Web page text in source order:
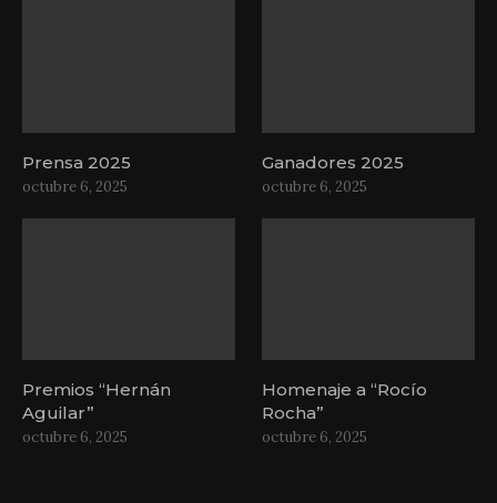
Prensa 2025
octubre 6, 2025
Ganadores 2025
octubre 6, 2025
Premios “Hernán
Aguilar”
octubre 6, 2025
Homenaje a “Rocío
Rocha”
octubre 6, 2025